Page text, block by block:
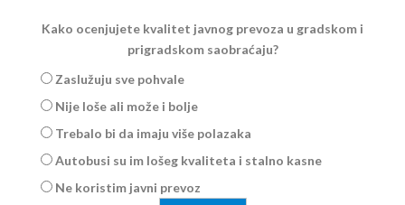
Kako ocenjujete kvalitet javnog prevoza u gradskom i
prigradskom saobraćaju?
Zaslužuju sve pohvale
Nije loše ali može i bolje
Trebalo bi da imaju više polazaka
Autobusi su im lošeg kvaliteta i stalno kasne
Ne koristim javni prevoz